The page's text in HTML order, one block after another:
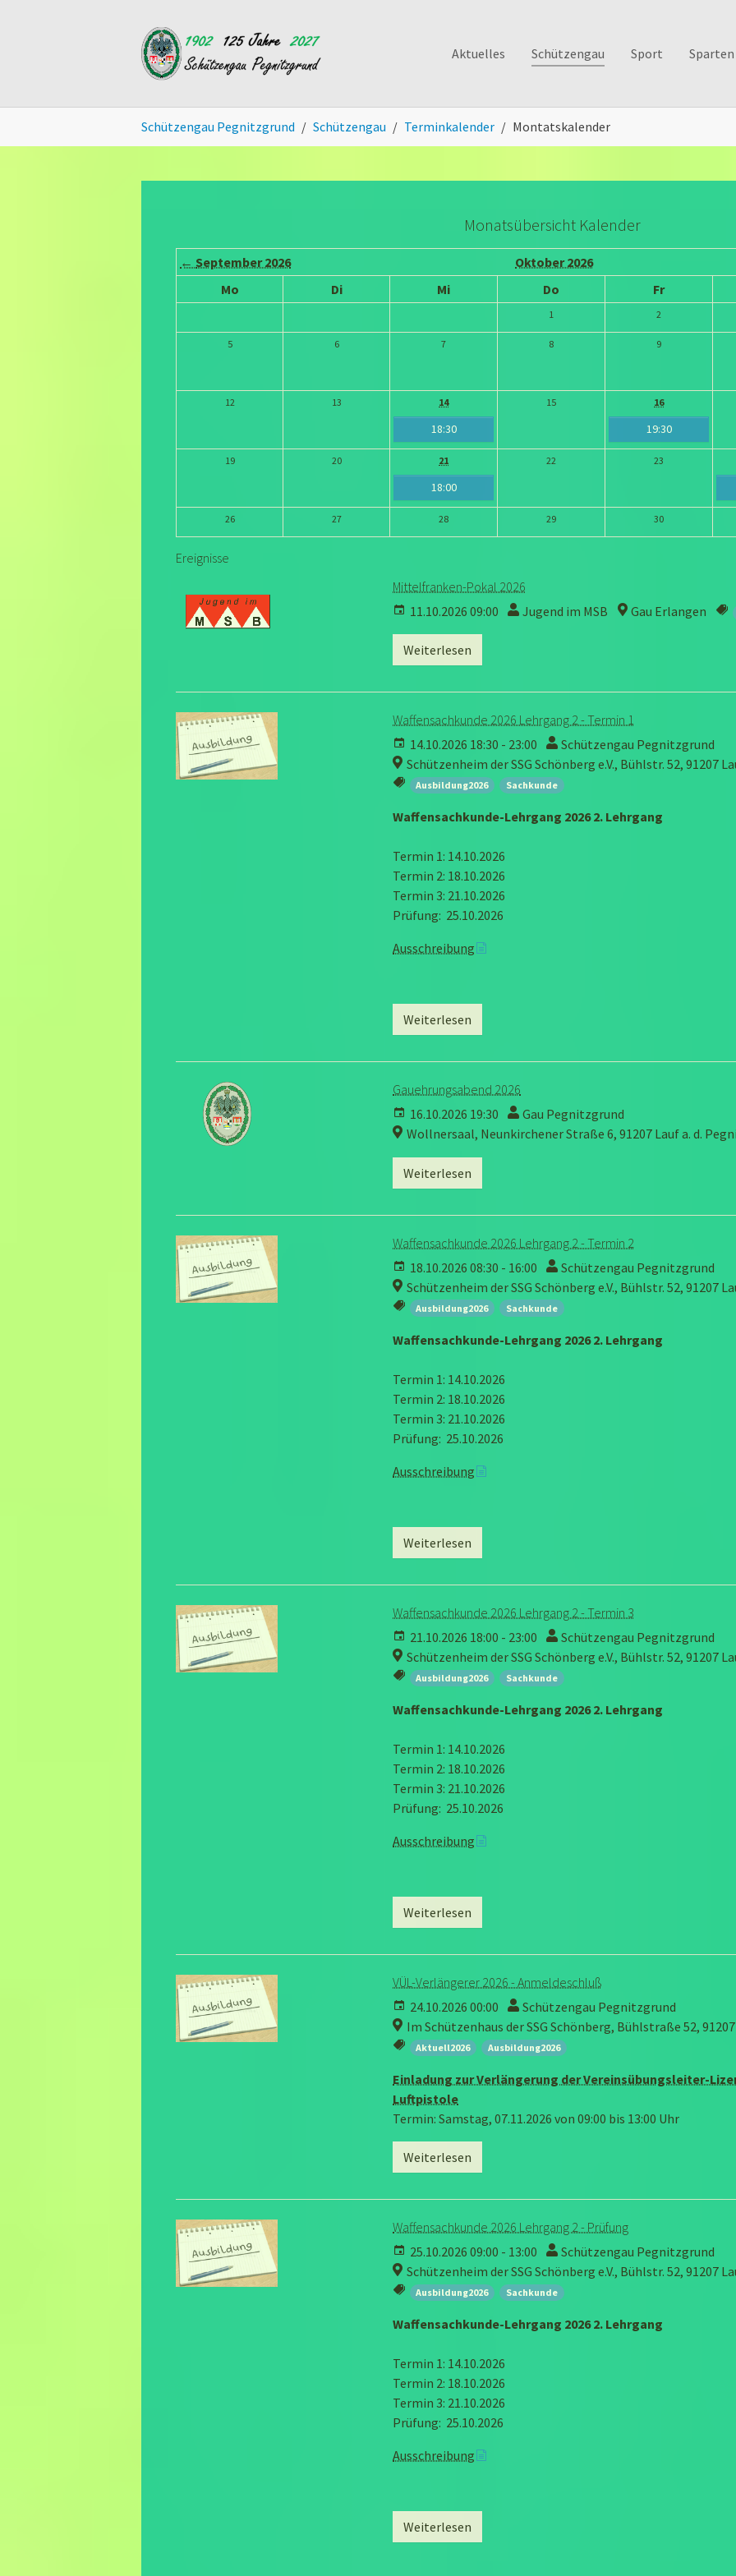
Aktuelles Schützengau Sport Sparten
Schützengau Pegnitzgrund Schützengau Terminkalender Montatskalender
Monatsübersicht Kalender
← September 2026
Oktober 2026
Mo
Di Mi Do Fr
1 2
5 6 7 8 9
12 13 14
18:30
15 16
19:30
19 20 21
18:00
22 23
26 27 28 29 30
Ereignisse
Mittelfranken-Pokal 2026
11.10.2026 09:00
Jugend im MSB Gau Erlangen
Weiterlesen
Waffensachkunde 2026 Lehrgang 2 - Termin 1
14.10.2026 18:30 - 23:00
Schützengau Pegnitzgrund
Schützenheim der SSG Schönberg e.V., Bühlstr. 52, 91207
Ausbildung2026 Sachkunde
Waffensachkunde-Lehrgang 2026 2. Lehrgang
Termin 1: 14.10.2026
Termin 2: 18.10.2026
Termin 3: 21.10.2026
Prüfung: 25.10.2026
Ausschreibung
Weiterlesen
Gauehrungsabend 2026
16.10.2026 19:30
Gau Pegnitzgrund
Wollnersaal, Neunkirchener Straße 6, 91207 Lauf a. d.
Weiterlesen
Waffensachkunde 2026 Lehrgang 2 - Termin 2
18.10.2026 08:30 - 16:00
Schützengau Pegnitzgrund
Schützenheim der SSG Schönberg e.V., Bühlstr. 52, 91207
Ausbildung2026 Sachkunde
Waffensachkunde-Lehrgang 2026 2. Lehrgang
Termin 1: 14.10.2026
Termin 2: 18.10.2026
Termin 3: 21.10.2026
Prüfung: 25.10.2026
Ausschreibung
Weiterlesen
Waffensachkunde 2026 Lehrgang 2 - Termin 3
21.10.2026 18:00 - 23:00
Schützengau Pegnitzgrund
Schützenheim der SSG Schönberg e.V., Bühlstr. 52, 91207
Ausbildung2026 Sachkunde
Waffensachkunde-Lehrgang 2026 2. Lehrgang
Termin 1: 14.10.2026
Termin 2: 18.10.2026
Termin 3: 21.10.2026
Prüfung: 25.10.2026
Ausschreibung
Weiterlesen
VÜL-Verlängerer 2026 - Anmeldeschluß
24.10.2026 00:00
Schützengau Pegnitzgrund
Im Schützenhaus der SSG Schönberg, Bühlstraße 52,
Aktuell2026 Ausbildung2026
Einladung zur Verlängerung der Vereinsübungsleiter-
Luftpistole
Termin: Samstag, 07.11.2026 von 09:00 bis 13:00 Uhr
Weiterlesen
Waffensachkunde 2026 Lehrgang 2 - Prüfung
25.10.2026 09:00 - 13:00
Schützengau Pegnitzgrund
Schützenheim der SSG Schönberg e.V., Bühlstr. 52, 91207
Ausbildung2026 Sachkunde
Waffensachkunde-Lehrgang 2026 2. Lehrgang
Termin 1: 14.10.2026
Termin 2: 18.10.2026
Termin 3: 21.10.2026
Prüfung: 25.10.2026
Ausschreibung
Weiterlesen